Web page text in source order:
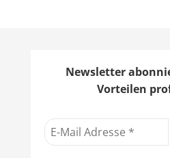
Newsletter
Vorteilen